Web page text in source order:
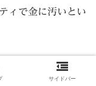
ィで金に汚いとい
サイドバー